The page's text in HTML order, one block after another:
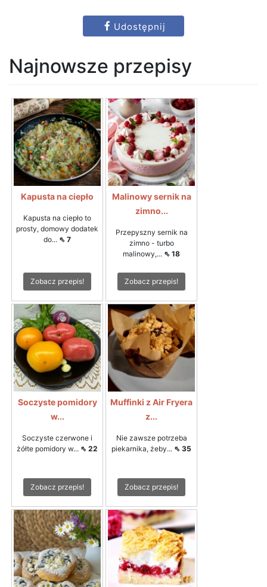
Udostępnij
Najnowsze przepisy
Kapusta na ciepło
Kapusta na ciepło to
prosty, domowy dodatek
do... ⇖ 7
Zobacz przepis!
Malinowy sernik na
zimno...
Przepyszny sernik na
zimno - turbo
malinowy,... ⇖ 18
Zobacz przepis!
Soczyste pomidory
w...
Soczyste czerwone i
żółte pomidory w... ⇖ 22
Zobacz przepis!
Muffinki z Air Fryera
z...
Nie zawsze potrzeba
piekarnika, żeby... ⇖ 35
Zobacz przepis!